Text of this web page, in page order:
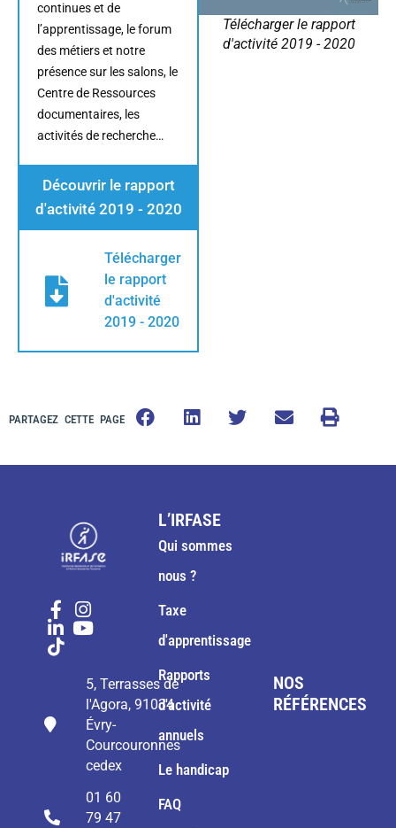
continues et de
l’apprentissage, le forum
des métiers et notre
présence sur les salons, le
Centre de Ressources
documentaires, les
activités de recherche…
Découvrir le rapport
d'activité 2019 - 2020
Télécharger
le rapport
d'activité
2019 - 2020
Télécharger le rapport
d'activité 2019 - 2020
PARTAGEZ CETTE PAGE
5, Terrasses de
l'Agora, 91034
Évry-
Courcouronnes
cedex
01 60
79 47
L’IRFASE
Qui sommes
nous ?
Taxe
d'apprentissage
Rapports
d'activité
annuels
Le handicap
FAQ
NOS
RÉFÉRENCES